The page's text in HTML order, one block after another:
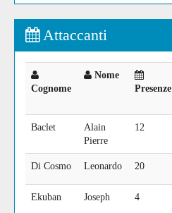
Attaccanti
Cognome
Nome
Presenze
Baclet
Alain
Pierre
12
Di Cosmo Leonardo 20
Ekuban Joseph 4